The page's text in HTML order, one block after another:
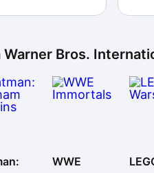
Warner Bros.
WWE